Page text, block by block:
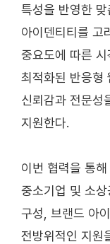
특성을 반영한
아이덴티티를 고
중요도에 따른
최적화된 반응형
신뢰감과 전문성
지원한다.
이번 협력을 통
중소기업 및 소
구성, 브랜드 아
전방위적인 지원